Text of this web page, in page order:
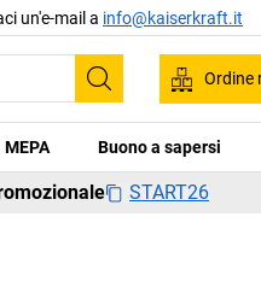
un'e-mail a info@kaiserkraft.it
Cerca
Ordine
MEPA Buono a sapersi
START26